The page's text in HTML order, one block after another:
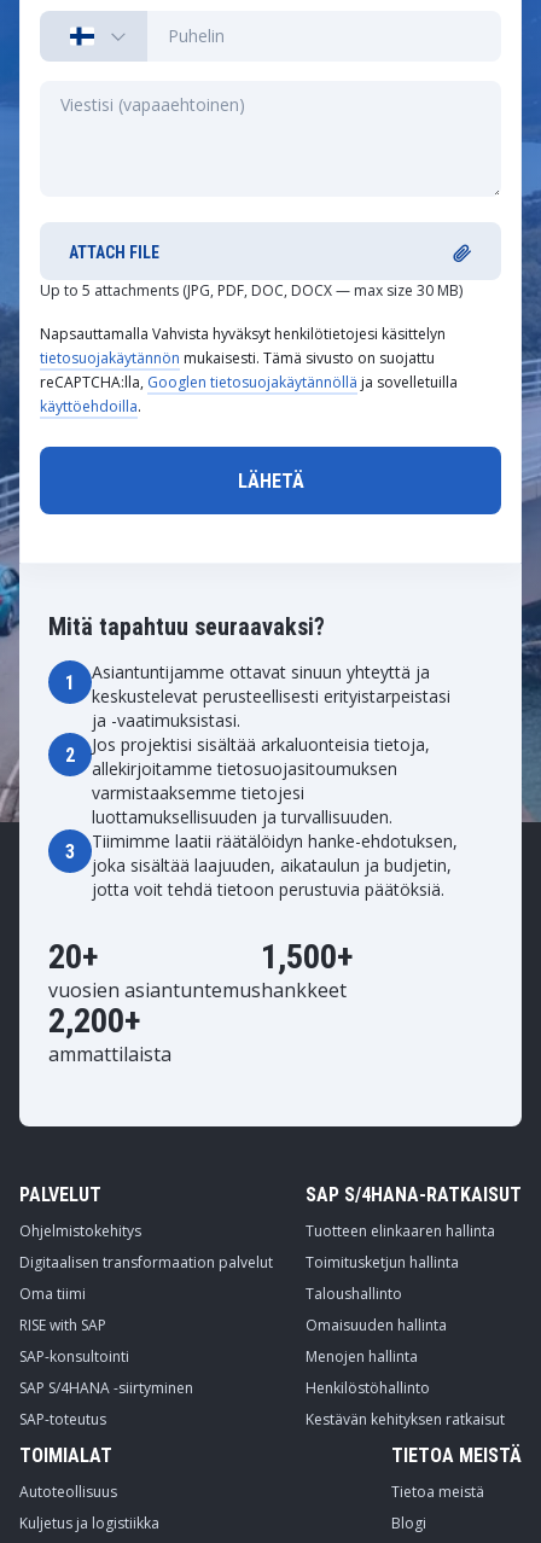
Mitä tapahtuu seuraavaksi?
1
Asiantuntijamme ottavat sinuun yhteyttä ja
keskustelevat perusteellisesti erityistarpeistasi
ja -vaatimuksistasi.
2
Jos projektisi sisältää arkaluonteisia tietoja,
allekirjoitamme tietosuojasitoumuksen
varmistaaksemme tietojesi
luottamuksellisuuden ja turvallisuuden.
3
Tiimimme laatii räätälöidyn hanke-ehdotuksen,
joka sisältää laajuuden, aikataulun ja budjetin,
jotta voit tehdä tietoon perustuvia päätöksiä.
20+
vuosien asiantuntemus
1,500+
hankkeet
2,200+
ammattilaista
ATTACH FILE
Up to 5 attachments (JPG, PDF, DOC, DOCX — max size 30 MB)
Napsauttamalla Vahvista hyväksyt henkilötietojesi käsittelyn
tietosuojakäytännön mukaisesti. Tämä sivusto on suojattu
reCAPTCHA:lla, Googlen tietosuojakäytännöllä ja sovelletuilla
käyttöehdoilla.
PALVELUT
Ohjelmistokehitys
Digitaalisen transformaation palvelut
Oma tiimi
RISE with SAP
SAP-konsultointi
SAP S/4HANA -siirtyminen
SAP-toteutus
SAP S/4HANA-RATKAISUT
Tuotteen elinkaaren hallinta
Toimitusketjun hallinta
Taloushallinto
Omaisuuden hallinta
Menojen hallinta
Henkilöstöhallinto
Kestävän kehityksen ratkaisut
TOIMIALAT
Autoteollisuus
Kuljetus ja logistiikka
TIETOA MEISTÄ
Tietoa meistä
Blogi